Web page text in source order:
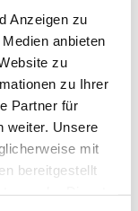
Anzeigen zu
anbieten
zu
zu Ihrer
Partner für
weiter. Unsere
mit
bereitgestellt